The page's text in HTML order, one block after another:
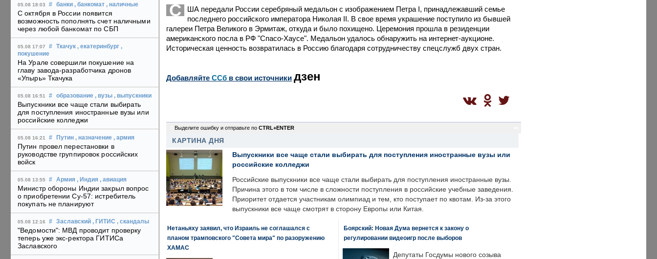
05.08 18:03 # банки , банкомат , наличные
С октября в России появится
возможность пополнять счет наличными
через любой банкомат по СБП
05.08 17:07 # Ткачук , екатеринбург ,
покушение
На Урале совершили покушение на
главу завода-разработчика дронов
«Упырь» Ткачука
05.08 16:51 # образование , вузы , выпускники
Выпускники все чаще стали выбирать
для поступления иностранные вузы или
российские колледжи
05.08 16:21 # Путин , назначение , армия
Путин провел перестановки в
руководстве группировок российских
войск
05.08 13:55 # Армия , Индия , авиация
Министр обороны Индии закрыл вопрос
о приобретении Су-57: истребитель
покупать не планируют
05.08 12:16 # Заславский , ГИТИС , скандалы
"Ведомости": МВД проводит проверку
теперь уже экс-ректора ГИТИСа
Заславского
С
ША передали России серебряный медальон с изображением Петра I, принадлежавший семье
последнего российского императора Николая II. В свое время украшение поступило из бывшей
галереи Петра Великого в Эрмитаж, откуда и было похищено. Церемония прошла в резиденции
американского посла в РФ "Спасо-Хаусе". Медальон удалось обнаружить на интернет-аукционе.
Историческая ценность возвратилась в Россию благодаря сотрудничеству спецслужб двух стран.
Добавляйте CСб в свои источники дзен
Выделите ошибку и отправьте по CTRL+ENTER
КАРТИНА ДНЯ
Выпускники все чаще стали выбирать для поступления иностранные вузы или
российские колледжи
Российские выпускники все чаще стали выбирать для поступления иностранные вузы.
Причина этого в том числе в сложности поступления в российские учебные заведения.
Приоритет отдается участникам олимпиад и тем, кто поступает по квотам. Из-за этого
выпускники все чаще смотрят в сторону Европы или Китая.
Нетаньяху заявил, что Израиль не соглашался с
планом трамповского "Совета мира" по разоружению
ХАМАС
Боярский: Новая Дума вернется к закону о
регулировании видеоигр после выборов
Депутаты Госдумы нового созыва